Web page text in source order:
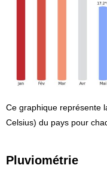
Ce graphique représente
Celsius) du pays pour
Pluviométrie